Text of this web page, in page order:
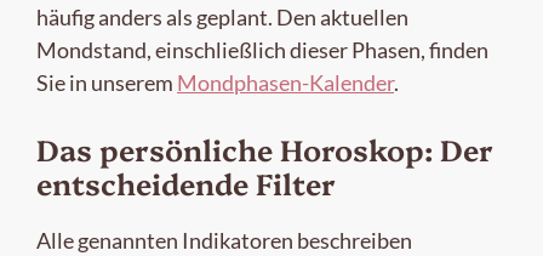
häufig anders als geplant. Den aktuellen
Mondstand, einschließlich dieser Phasen, finden
Sie in unserem Mondphasen-Kalender.
Das persönliche Horoskop: Der
entscheidende Filter
Alle genannten Indikatoren beschreiben